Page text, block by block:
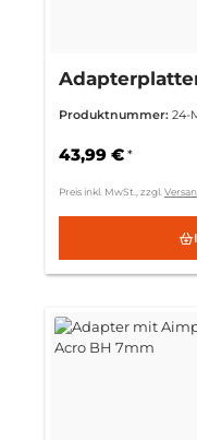
Produktnummer: 24-
43,99 € *
Preis inkl. MwSt., zzgl.